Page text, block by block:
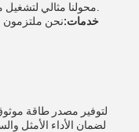
خدمات:نحن ملتزمون